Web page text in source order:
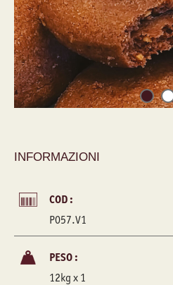
INFORMAZIONI
COD :
P057.V1
PESO :
12kg x 1